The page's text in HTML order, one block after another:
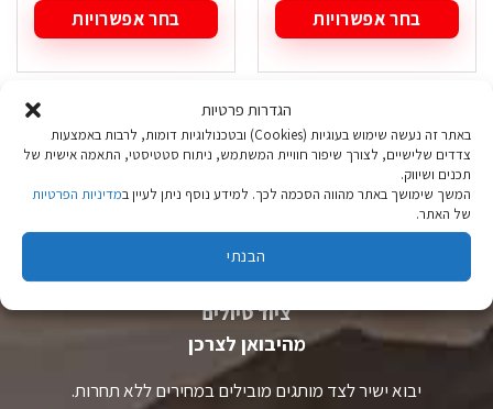
הגדרות פרטיות
באתר זה נעשה שימוש בעוגיות (Cookies) ובטכנולוגיות דומות, לרבות באמצעות
צדדים שלישיים, לצורך שיפור חוויית המשתמש, ניתוח סטטיסטי, התאמה אישית של
תכנים ושיווק.
המשך שימושך באתר מהווה הסכמה לכך. למידע נוסף ניתן לעיין במדיניות הפרטיות
של האתר.
הבנתי
בחר אפשרויות
זה
סוגים.
ניתן
לבחור
את
האפשרויות
בעמוד
בחר אפשרויות
זה
מספר
סוגים.
ניתן
את
בעמוד
ציוד טיולים
מהיבואן לצרכן
יבוא ישיר לצד מותגים מובילים במחירים ללא תחרות.